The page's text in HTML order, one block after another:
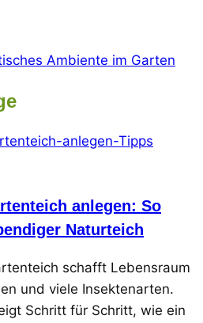
Ambiente im Garten
anlegen: So
Naturteich
schafft Lebensraum
und viele Insektenarten.
Schritt für Schritt, wie ein